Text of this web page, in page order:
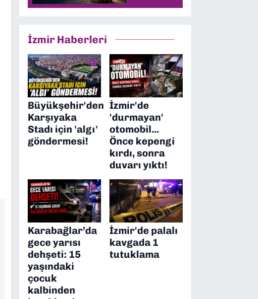
Müşteri
Vurdu
İzmir Haberleri
Büyükşehir'den
Karşıyaka
Stadı için 'algı'
göndermesi!
İzmir'de
'durmayan'
otomobil...
Önce kepengi
kırdı, sonra
duvarı yıktı!
Karabağlar’da
gece yarısı
dehşeti: 15
yaşındaki
çocuk
kalbinden
İzmir'de palalı
kavgada 1
tutuklama